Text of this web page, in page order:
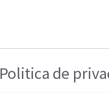
Politica de